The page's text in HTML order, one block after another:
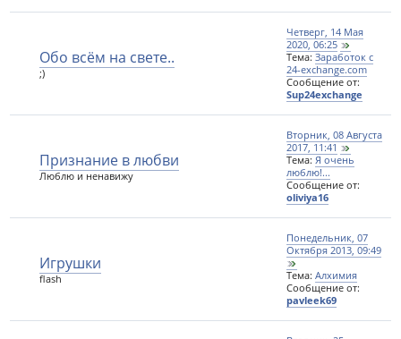
Обо всём на свете..
;)
Четверг, 14 Мая
2020, 06:25
Тема: Заработок с
24-exchange.com
Сообщение от:
Sup24exchange
Признание в любви
Люблю и ненавижу
Вторник, 08 Августа
2017, 11:41
Тема: Я очень
люблю!...
Сообщение от:
oliviya16
Игрушки
flash
Понедельник, 07
Октября 2013, 09:49
Тема: Алхимия
Сообщение от:
pavleek69